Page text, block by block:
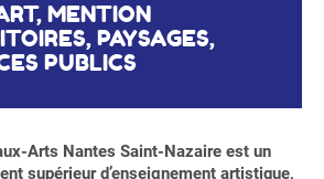
MENTION
PAYSAGES,
PUBLICS
Arts Nantes Saint-Nazaire est un
supérieur d’enseignement artistique,